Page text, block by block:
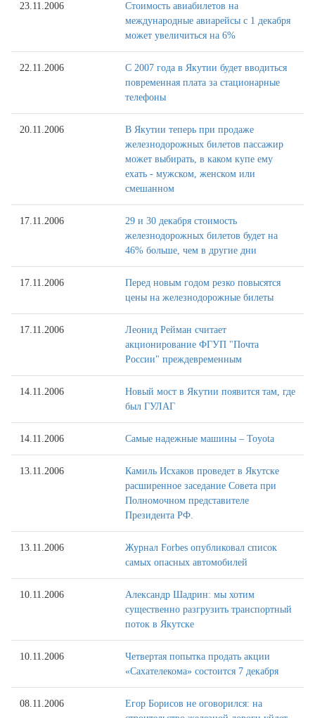
23.11.2006
Стоимость авиабилетов на
международные авиарейсы с 1 декабря
может увеличиться на 6%
22.11.2006
С 2007 года в Якутии будет вводиться
повременная плата за стационарные
телефоны
20.11.2006
В Якутии теперь при продаже
железнодорожных билетов пассажир
может выбирать, в каком купе ему
ехать - мужском, женском или
смешанном
17.11.2006
29 и 30 декабря стоимость
железнодорожных билетов будет на
46% больше, чем в другие дни
17.11.2006
Перед новым годом резко повысятся
цены на железнодорожные билеты
17.11.2006
Леонид Рейман считает
акционирование ФГУП "Почта
России" преждевременным
14.11.2006
Новый мост в Якутии появится там, где
был ГУЛАГ
14.11.2006 Самые надежные машины – Toyota
13.11.2006
Камиль Исхаков проведет в Якутске
расширенное заседание Совета при
Полномочном представителе
Президента РФ.
13.11.2006
Журнал Forbes опубликовал список
самых опасных автомобилей
10.11.2006
Александр Шадрин: мы хотим
существенно разгрузить транспортный
поток в Якутске
10.11.2006
Четвертая попытка продать акции
«Сахателекома» состоится 7 декабря
08.11.2006
Егор Борисов не оговорился: на